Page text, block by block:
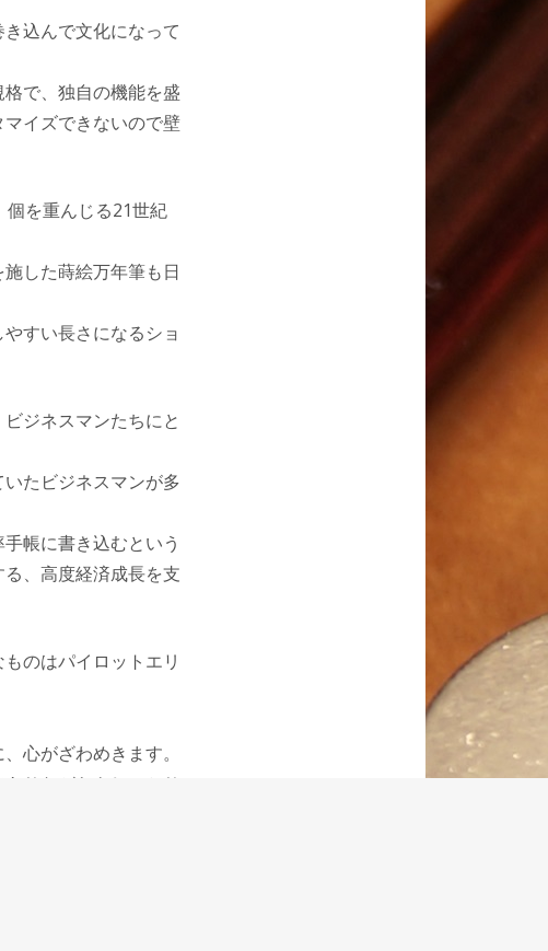
込んで文化になって
で、独自の機能を盛
イズできないので壁
個を重んじる21世紀
した蒔絵万年筆も日
すい長さになるショ
ジネスマンたちにと
たビジネスマンが多
帳に書き込むという
、高度経済成長を支
のはパイロットエリ
心がざわめきます。
りながらもしっかり